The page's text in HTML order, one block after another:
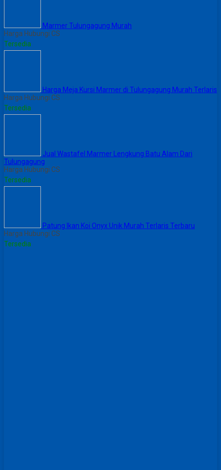
Marmer Tulungagung Murah
Harga Hubungi CS
Tersedia
Harga Meja Kursi Marmer di Tulungagung Murah Terlaris
Harga Hubungi CS
Tersedia
Jual Wastafel Marmer Lengkung Batu Alam Dari
Tulungagung
Harga Hubungi CS
Tersedia
Patung Ikan Koi Onyx Unik Murah Terlaris Terbaru
Harga Hubungi CS
Tersedia